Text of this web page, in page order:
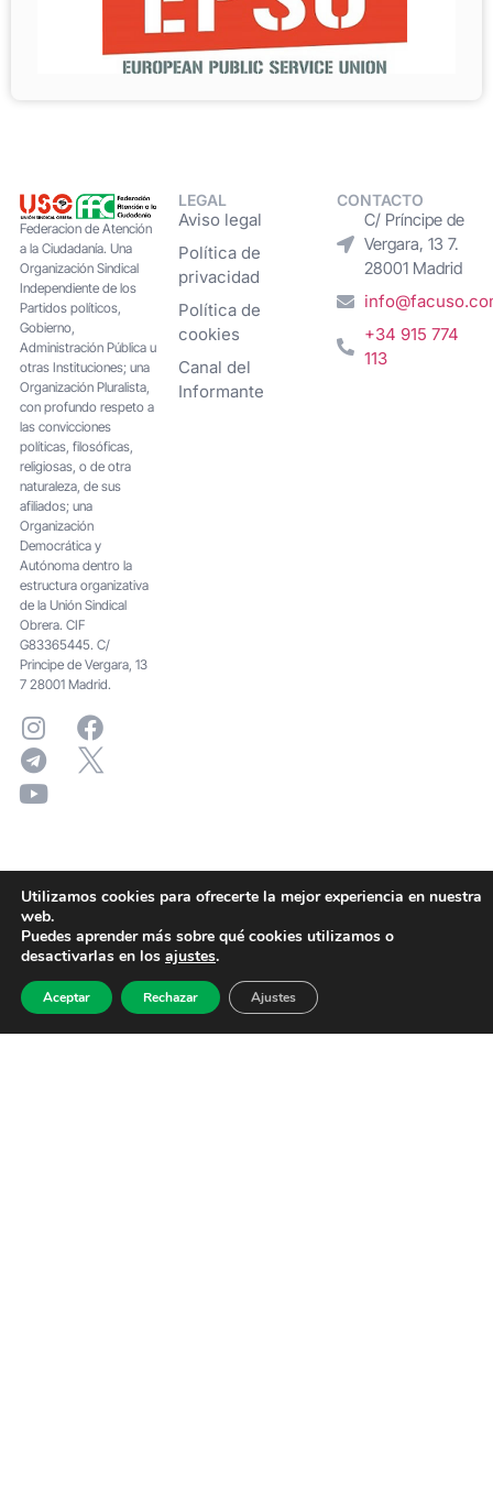
Federacion de Atención
a la Ciudadanía. Una
Organización Sindical
Independiente de los
Partidos políticos,
Gobierno,
Administración Pública u
otras Instituciones; una
Organización Pluralista,
con profundo respeto a
las convicciones
políticas, filosóficas,
religiosas, o de otra
naturaleza, de sus
afiliados; una
Organización
Democrática y
Autónoma dentro la
estructura organizativa
de la Unión Sindical
Obrera. CIF
G83365445. C/
Principe de Vergara, 13
7 28001 Madrid.
LEGAL
Aviso legal
Política de
privacidad
Política de
cookies
Canal del
Informante
CONTACTO
C/ Príncipe de
Vergara, 13 7.
28001 Madrid
+34 915 774
113
Utilizamos cookies para ofrecerte la mejor experiencia en nuestra
web.
Puedes aprender más sobre qué cookies utilizamos o
desactivarlas en los ajustes.
Aceptar Rechazar Ajustes